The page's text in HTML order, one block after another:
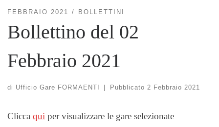
FEBBRAIO 2021 BOLLETTINI
Bollettino del 02
Febbraio 2021
di Ufficio Gare FORMAENTI | Pubblicato 2 Febbraio 2021
Clicca qui per visualizzare le gare selezionate